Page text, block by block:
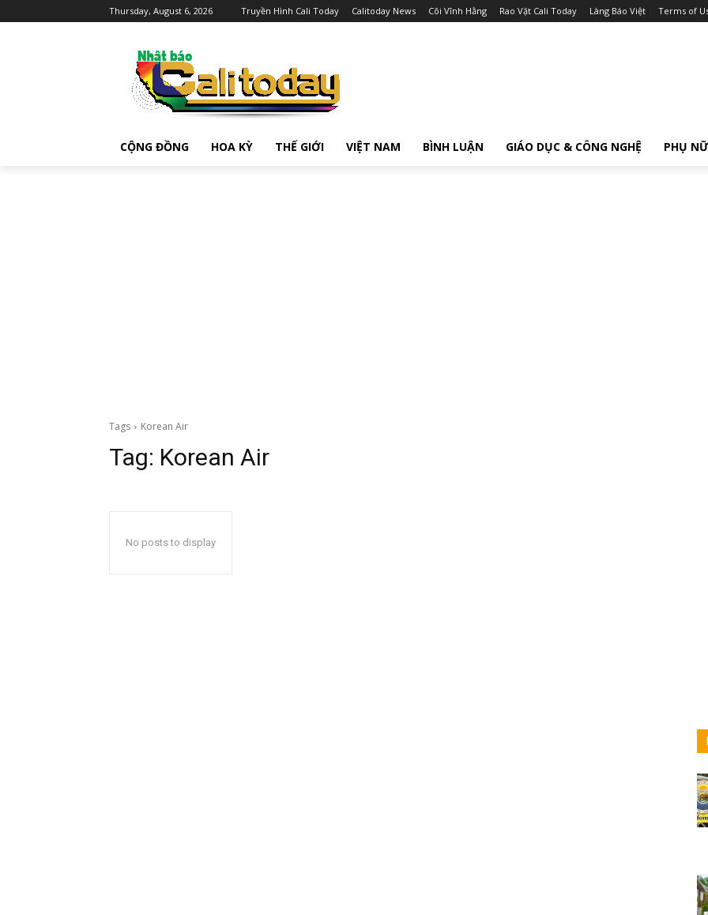
Thursday, August 6, 2026 Truyền Hình Cali Today Calitoday News Cõi Vĩnh Hằng Rao Vặt Cali Today Làng Báo Việt Terms of
CỘNG ĐỒNG HOA KỲ THẾ GIỚI VIỆT NAM BÌNH LUẬN GIÁO DỤC & CÔNG NGHỆ PHỤ NỮ
Tags Korean Air
Tag: Korean Air
No posts to display